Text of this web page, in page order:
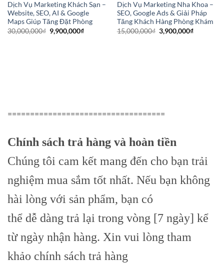
Dịch Vụ Marketing Khách Sạn –
Website, SEO, AI & Google
Maps Giúp Tăng Đặt Phòng
30,000,000₫ Giá
gốc
9,900,000₫Giá
Dịch Vụ Marketing Nha Khoa –
SEO, Google Ads & Giải Pháp
Tăng Khách Hàng Phòng Khám
15,000,000₫ Giá
gốc
3,900,000₫Giá
===================================
Chính sách trả hàng và hoàn tiền
Chúng tôi cam kết mang đến cho bạn trải
nghiệm mua sắm tốt nhất. Nếu bạn không
hài lòng với sản phẩm, bạn có
thể dễ dàng trả lại trong vòng [7 ngày] kể
từ ngày nhận hàng. Xin vui lòng tham
khảo chính sách trả hàng